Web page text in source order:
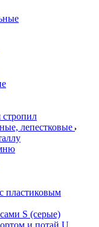
лепестковые
пластиковым
S (серые)
и потай U